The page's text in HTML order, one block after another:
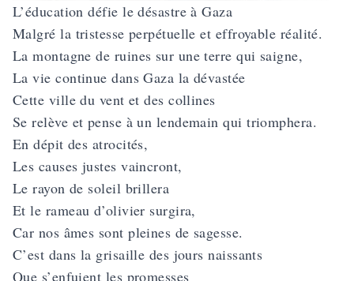
L’éducation défie le désastre à Gaza
Malgré la tristesse perpétuelle et effroyable réalité.
La montagne de ruines sur une terre qui saigne,
La vie continue dans Gaza la dévastée
Cette ville du vent et des collines
Se relève et pense à un lendemain qui triomphera.
En dépit des atrocités,
Les causes justes vaincront,
Le rayon de soleil brillera
Et le rameau d’olivier surgira,
Car nos âmes sont pleines de sagesse.
C’est dans la grisaille des jours naissants
Que s’enfuient les promesses